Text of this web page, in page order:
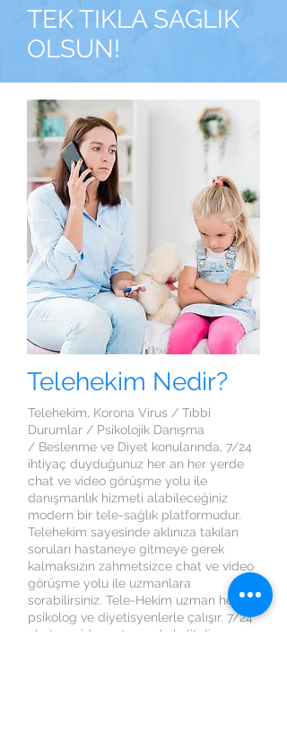
TEK TIKLA SAGLIK
OLSUN!
Telehekim Nedir?
Telehekim, Korona Virus / Tıbbi
Durumlar / Psikolojik Danışma
/ Beslenme ve Diyet konularında, 7/24
ihtiyaç duyduğunuz her an her yerde
chat ve video görüşme yolu ile
danışmanlık hizmeti alabileceğiniz
modern bir tele-sağlık platformudur.
Telehekim sayesinde aklınıza takılan
soruları hastaneye gitmeye gerek
kalmaksızın zahmetsizce chat ve video
görüşme yolu ile uzmanlara
sorabilirsiniz. Tele-Hekim uzman hekim,
psikolog ve diyetisyenlerle çalışır. 7/24
chat ve video ortamında kaliteli